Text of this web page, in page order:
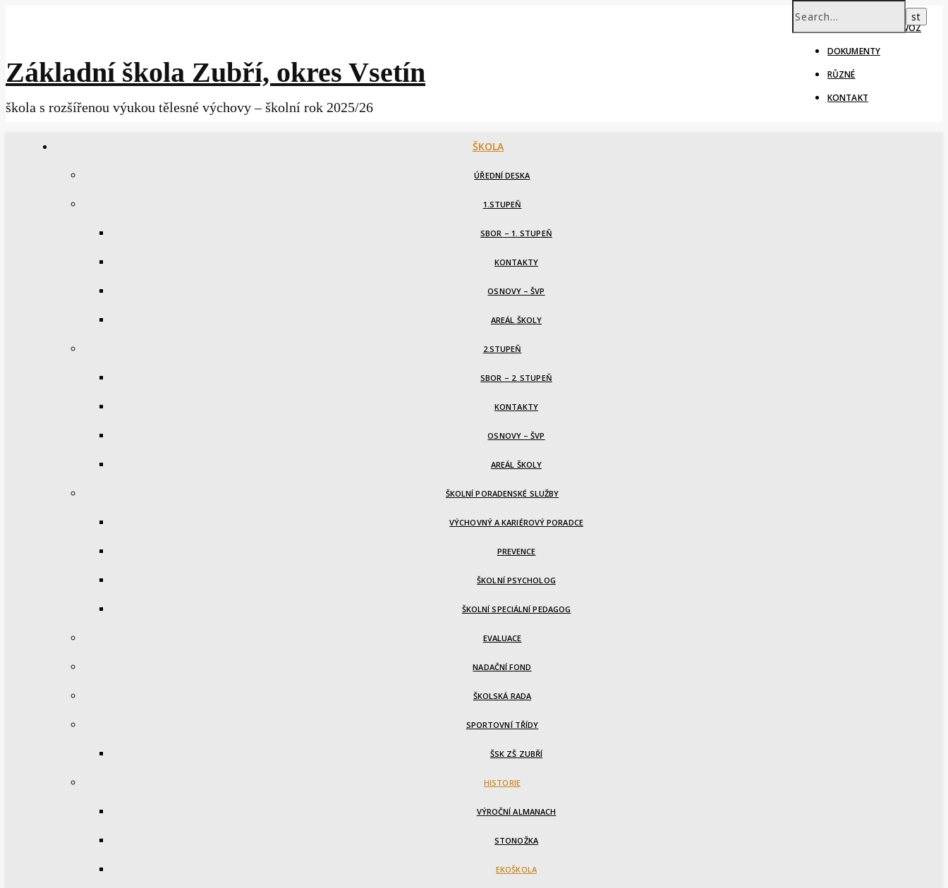
ŠKOLNÍ ROK – PROVOZ
DOKUMENTY
RŮZNÉ
KONTAKT
Základní škola Zubří, okres Vsetín
škola s rozšířenou výukou tělesné výchovy – školní rok 2025/26
ŠKOLA
ÚŘEDNÍ DESKA
1.STUPEŇ
SBOR – 1. STUPEŇ
KONTAKTY
OSNOVY – ŠVP
AREÁL ŠKOLY
2.STUPEŇ
SBOR – 2. STUPEŇ
KONTAKTY
OSNOVY – ŠVP
AREÁL ŠKOLY
ŠKOLNÍ PORADENSKÉ SLUŽBY
VÝCHOVNÝ A KARIÉROVÝ PORADCE
PREVENCE
ŠKOLNÍ PSYCHOLOG
ŠKOLNÍ SPECIÁLNÍ PEDAGOG
EVALUACE
NADAČNÍ FOND
ŠKOLSKÁ RADA
SPORTOVNÍ TŘÍDY
ŠSK ZŠ ZUBŘÍ
HISTORIE
VÝROČNÍ ALMANACH
STONOŽKA
EKOŠKOLA